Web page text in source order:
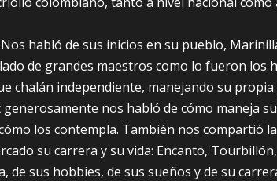
habló de sus inicios en su pueblo,
de grandes maestros como lo fueron los
chalán independiente, manejando su
nos habló de cómo maneja
los contempla. También nos compartió
su carrera y su vida: Encanto,
de sus hobbies, de sus sueños y de su